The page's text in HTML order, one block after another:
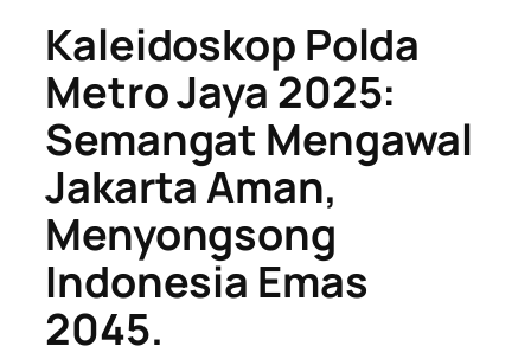
Kaleidoskop Polda
Metro Jaya 2025:
Semangat Mengawal
Jakarta Aman,
Menyongsong
Indonesia Emas
2045.